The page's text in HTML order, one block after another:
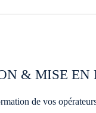
& MISE EN
de vos